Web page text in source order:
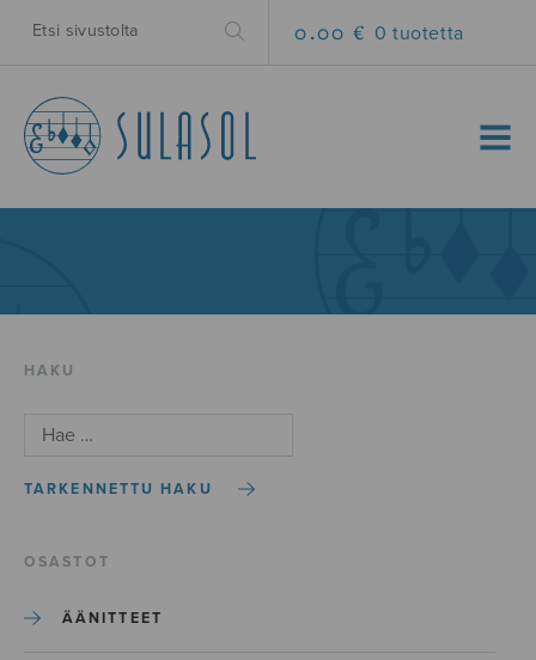
0.00 € 0 tuotetta
MENU
HAKU
TARKENNETTU HAKU
OSASTOT
ÄÄNITTEET